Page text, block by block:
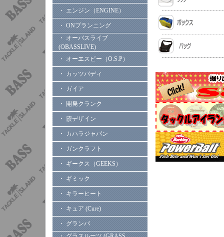
・ エンジン（ENGINE）
・ ONプランニング
・ オーバスライブ
(OBASSLIVE)
・ オーエスピー（O.S.P）
・ カッツバディ
・ ガイア
・ 開発クランク
・ 霞デザイン
・ カハラジャパン
・ ガンクラフト
・ ギークス（GEEKS）
・ ギミック
・ キラーヒート
・ キュア (Cure)
・ グランパ